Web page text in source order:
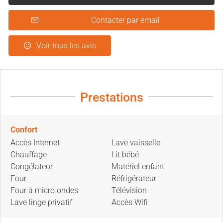
Contacter par email
Voir tous les avis
Prestations
Confort
Accès Internet
Chauffage
Congélateur
Four
Four à micro ondes
Lave linge privatif
Lave vaisselle
Lit bébé
Matériel enfant
Réfrigérateur
Télévision
Accès Wifi